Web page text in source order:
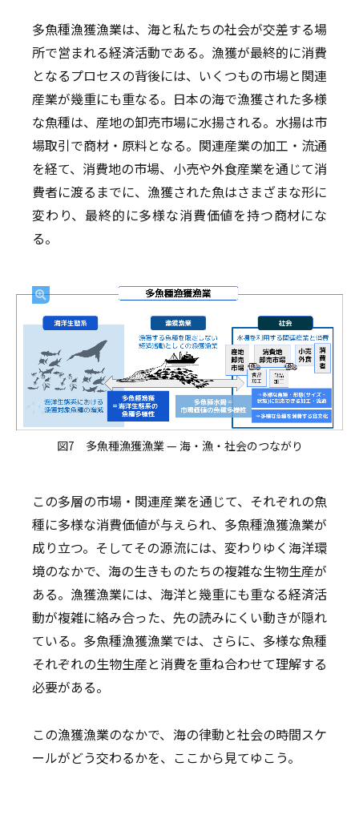
多魚種漁獲漁業は、海と私たちの社会が交差する場
所で営まれる経済活動である。漁獲が最終的に消費
となるプロセスの背後には、いくつもの市場と関連
産業が幾重にも重なる。日本の海で漁獲された多様
な魚種は、産地の卸売市場に水揚される。水揚は市
場取引で商材・原料となる。関連産業の加工・流通
を経て、消費地の市場、小売や外食産業を通じて消
費者に渡るまでに、漁獲された魚はさまざまな形に
変わり、最終的に多様な消費価値を持つ商材にな
る。
図7 多魚種漁獲漁業 — 海・漁・社会のつながり
この多層の市場・関連産業を通じて、それぞれの魚
種に多様な消費価値が与えられ、多魚種漁獲漁業が
成り立つ。そしてその源流には、変わりゆく海洋環
境のなかで、海の生きものたちの複雑な生物生産が
ある。漁獲漁業には、海洋と幾重にも重なる経済活
動が複雑に絡み合った、先の読みにくい動きが隠れ
ている。多魚種漁獲漁業では、さらに、多様な魚種
それぞれの生物生産と消費を重ね合わせて理解する
必要がある。
この漁獲漁業のなかで、海の律動と社会の時間スケ
ールがどう交わるかを、ここから見てゆこう。